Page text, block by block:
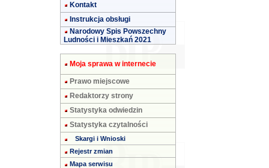
Kontakt
Instrukcja obsługi
Narodowy Spis Powszechny
Ludności i Mieszkań 2021
Moja sprawa w internecie
Prawo miejscowe
Redaktorzy strony
Statystyka odwiedzin
Statystyka czytalności
Skargi i Wnioski
Rejestr zmian
Mapa serwisu